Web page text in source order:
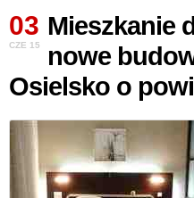
03
CZE 15
Mieszkanie
nowe
Osielsko o